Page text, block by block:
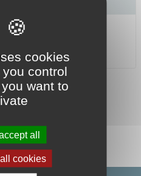
cookies
control
want to
all
cookies